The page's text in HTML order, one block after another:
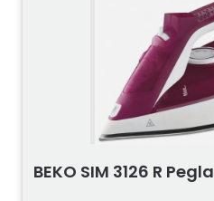
BEKO SIM 3126 R Pegla